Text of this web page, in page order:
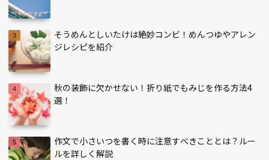
そうめんとしいたけは絶妙コンビ！めんつゆやアレン
ジレシピを紹介
秋の装飾に欠かせない！折り紙でもみじを作る方法4
選！
作文で小さいつを書く時に注意すべきこととは？ルー
ルを詳しく解説